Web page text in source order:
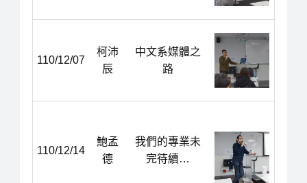
110/12/07
柯沛
辰
中文系媒體之
路
110/12/14
鮑孟
德
我們的專業未
完待續…